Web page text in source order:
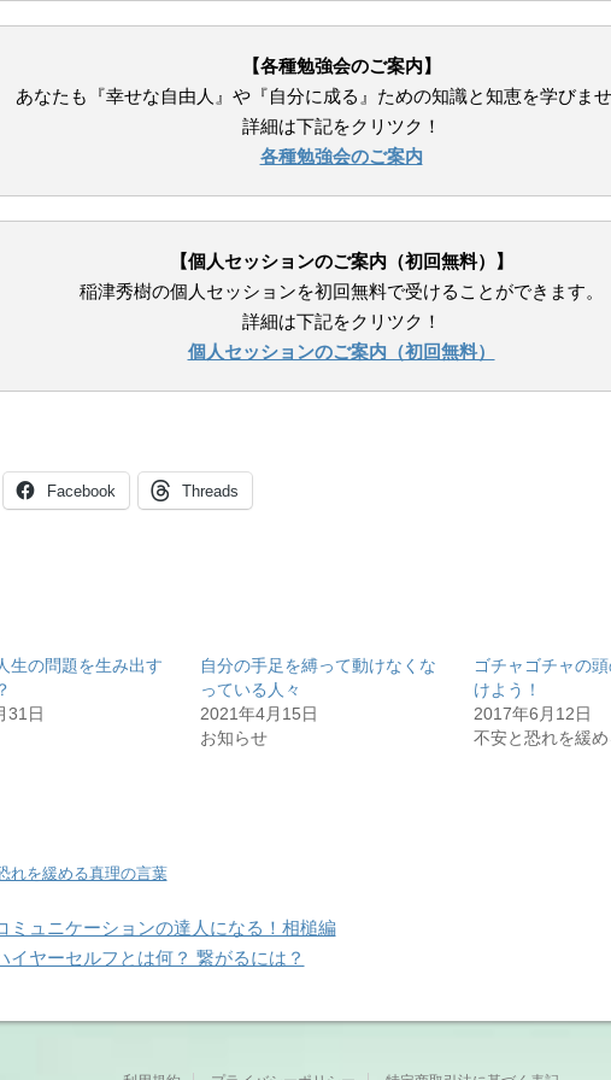
【各種勉強会のご案内】
あなたも『幸せな自由人』や『自分に成る』ための知識と知恵を学びま
詳細は下記をクリツク！
各種勉強会のご案内
【個人セッションのご案内（初回無料）】
稲津秀樹の個人セッションを初回無料で受けることができます。
詳細は下記をクリツク！
個人セッションのご案内（初回無料）
Facebook Threads
生の問題を生み出す
31日
自分の手足を縛って動けなくな
っている人々
2021年4月15日
お知らせ
ゴチャゴチャの
けよう！
2017年6月12日
不安と恐れを緩
れを緩める真理の言葉
ミュニケーションの達人になる！相槌編
イヤーセルフとは何？ 繋がるには？